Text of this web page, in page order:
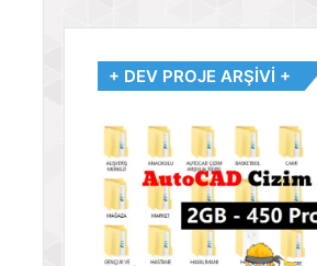
+ DEV PROJE ARŞİVİ +